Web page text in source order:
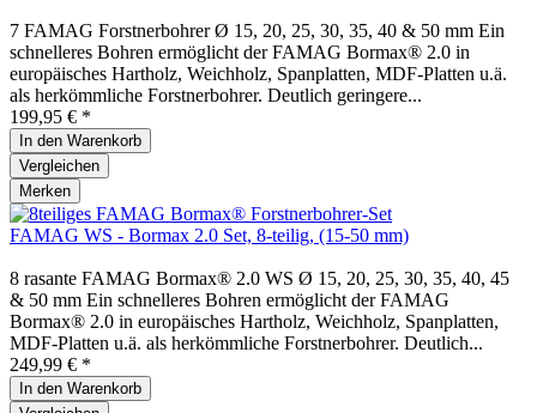
7 FAMAG Forstnerbohrer Ø 15, 20, 25, 30, 35, 40 & 50 mm Ein
schnelleres Bohren ermöglicht der FAMAG Bormax® 2.0 in
europäisches Hartholz, Weichholz, Spanplatten, MDF-Platten u.ä.
als herkömmliche Forstnerbohrer. Deutlich geringere...
199,95 € *
In den Warenkorb
Vergleichen
Merken
FAMAG WS - Bormax 2.0 Set, 8-teilig, (15-50 mm)
8 rasante FAMAG Bormax® 2.0 WS Ø 15, 20, 25, 30, 35, 40, 45
& 50 mm Ein schnelleres Bohren ermöglicht der FAMAG
Bormax® 2.0 in europäisches Hartholz, Weichholz, Spanplatten,
MDF-Platten u.ä. als herkömmliche Forstnerbohrer. Deutlich...
249,99 € *
In den Warenkorb